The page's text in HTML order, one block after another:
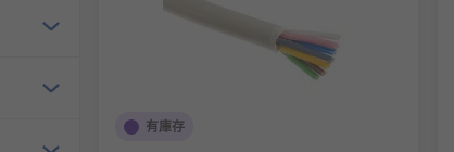
有庫存